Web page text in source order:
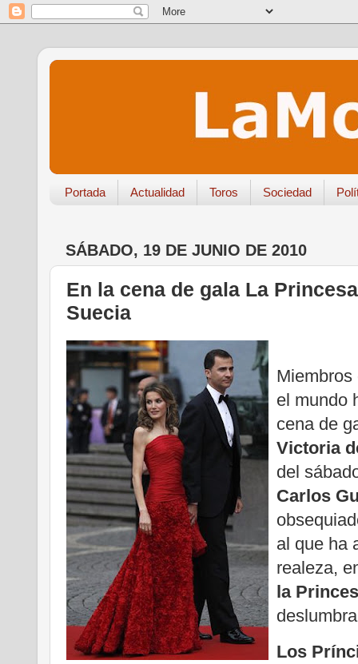
Portada Actualidad Toros Sociedad
SÁBADO, 19 DE JUNIO DE 2010
En la cena de gala La
Suecia
el mundo
cena de
Victoria
del
Carlos
al que ha
realeza,
la
Los